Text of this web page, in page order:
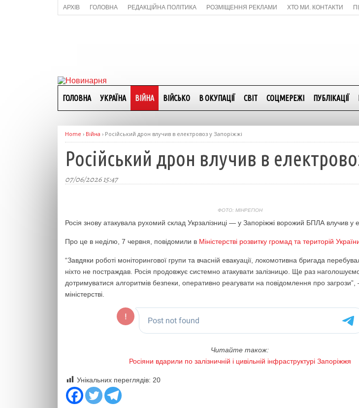
АРХІВ ГОЛОВНА РЕДАКЦІЙНА ПОЛІТИКА РОЗМІЩЕННЯ РЕКЛАМИ ХТО МИ. КОНТАКТИ
ГОЛОВНА УКРАЇНА ВІЙНА ВІЙСЬКО В ОКУПАЦІЇ СВІТ СОЦМЕРЕЖІ ПУБЛІКАЦІЇ
Home › Війна › Російський дрон влучив в електровоз у Запоріжжі
Російський дрон влучив в
07/06/2026 15:47
ФОТО: МІНРЕГІОН
Росія знову атакувала рухомий склад Укрзалізниці — у Запоріжжі ворожий БПЛА влучив у
Про це в неділю, 7 червня, повідомили в Міністерстві розвитку громад та територій
“Завдяки роботі моніторингової групи та вчасній евакуації, локомотивна бригада
ніхто не постраждав. Росія продовжує системно атакувати залізницю. Ще раз
дотримуватися алгоритмів безпеки, оперативно реагувати на повідомлення про
міністерстві.
Читайте також:
Росіяни вдарили по залізничній і цивільній інфраструктурі Запоріжжя
Унікальних переглядів: 20